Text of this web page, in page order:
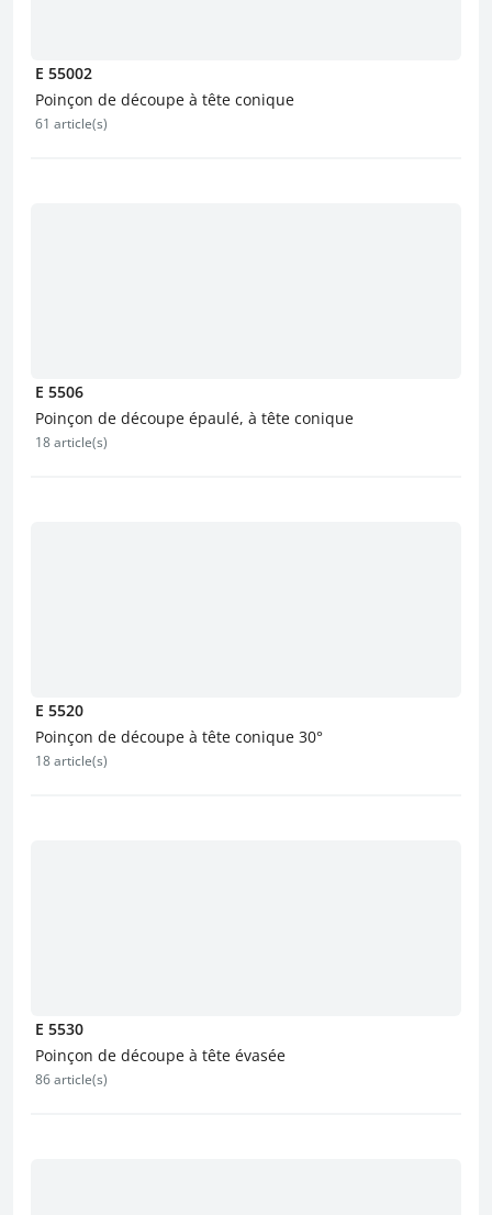
E 55002
Poinçon de découpe à tête conique
61 article(s)
E 5506
Poinçon de découpe épaulé, à tête conique
18 article(s)
E 5520
Poinçon de découpe à tête conique 30°
18 article(s)
E 5530
Poinçon de découpe à tête évasée
86 article(s)